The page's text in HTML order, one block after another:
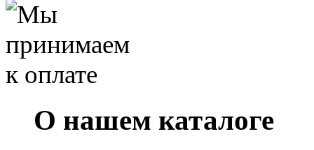
О нашем каталоге